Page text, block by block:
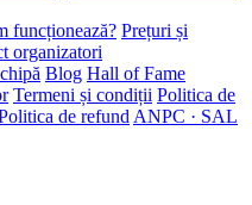
funcționează? Prețuri și
organizatori
Blog Hall of Fame
Termeni și condiții Politica de
de refund ANPC · SAL